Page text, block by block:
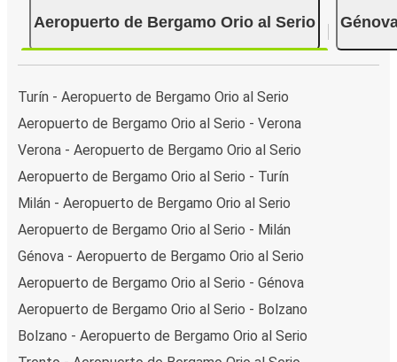
Aeropuerto de Bergamo Orio al Serio
Turín - Aeropuerto de Bergamo Orio al Serio
Aeropuerto de Bergamo Orio al Serio - Verona
Verona - Aeropuerto de Bergamo Orio al Serio
Aeropuerto de Bergamo Orio al Serio - Turín
Milán - Aeropuerto de Bergamo Orio al Serio
Aeropuerto de Bergamo Orio al Serio - Milán
Génova - Aeropuerto de Bergamo Orio al Serio
Aeropuerto de Bergamo Orio al Serio - Génova
Aeropuerto de Bergamo Orio al Serio - Bolzano
Bolzano - Aeropuerto de Bergamo Orio al Serio